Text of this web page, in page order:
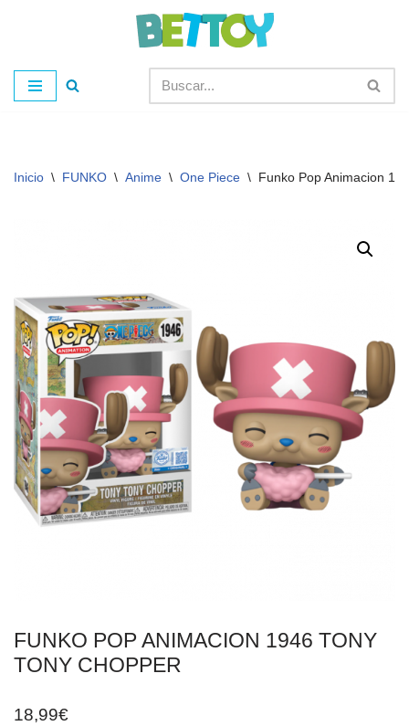
al
contenido
Inicio \ FUNKO \ Anime \ One Piece \ Funko Pop Animacion
FUNKO POP ANIMACION 1946 TONY
TONY CHOPPER
18,99€